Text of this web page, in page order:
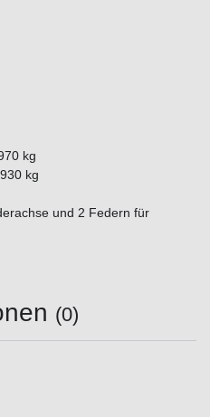
kg
kg
und 2 Federn für
(0)